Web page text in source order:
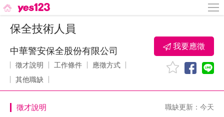
保全技術人員
中華警安保全股份有限公司
徵才說明 工作條件
應徵方式
其他職缺
我要應徵
徵才說明 職缺更新：今天